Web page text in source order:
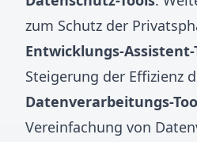
zum Schutz der
Entwicklungs-Assistent-
Steigerung der Effizienz
Datenverarbeitungs-
Vereinfachung von